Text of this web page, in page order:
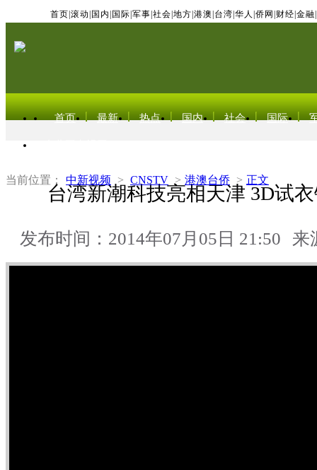
首页 滚动 国内 国际 军事 社会 地方 港澳 台湾 华人 侨网 财经 金融
首页 最新 热点 国内 社会 国际
当前位置： 中新视频 > CNSTV > 港澳台侨 > 正文
台湾新潮科技亮相天津 3D试
发布时间：2014年07月05日 21:50 来